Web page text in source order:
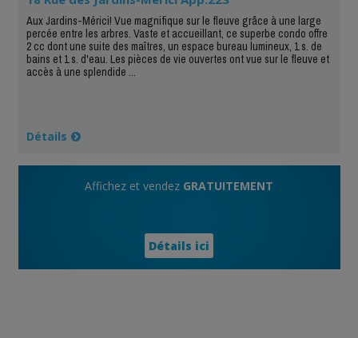
Aux Jardins-Mérici! Vue magnifique sur le fleuve grâce à une large
percée entre les arbres. Vaste et accueillant, ce superbe condo offre
2 cc dont une suite des maîtres, un espace bureau lumineux, 1 s. de
bains et 1 s. d'eau. Les pièces de vie ouvertes ont vue sur le fleuve et
accès à une splendide ...
Détails
Affichez et vendez GRATUITEMENT
Détails ici